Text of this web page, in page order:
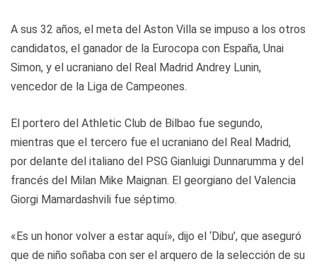
A sus 32 años, el meta del Aston Villa se impuso a los otros
candidatos, el ganador de la Eurocopa con España, Unai
Simon, y el ucraniano del Real Madrid Andrey Lunin,
vencedor de la Liga de Campeones.
El portero del Athletic Club de Bilbao fue segundo,
mientras que el tercero fue el ucraniano del Real Madrid,
por delante del italiano del PSG Gianluigi Dunnarumma y del
francés del Milan Mike Maignan. El georgiano del Valencia
Giorgi Mamardashvili fue séptimo.
«Es un honor volver a estar aquí», dijo el ‘Dibu’, que aseguró
que de niño soñaba con ser el arquero de la selección de su